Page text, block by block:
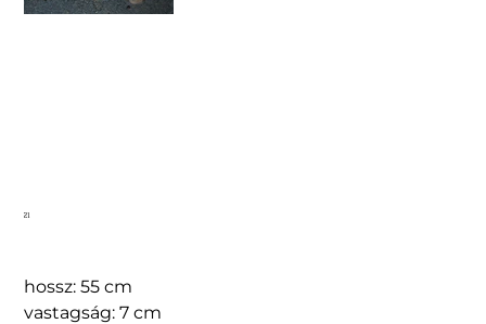
21
hossz: 55 cm
vastagság: 7 cm